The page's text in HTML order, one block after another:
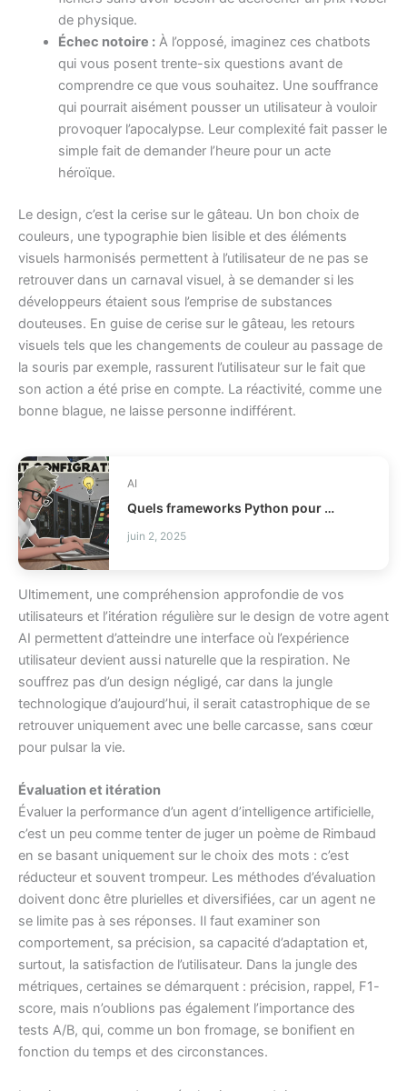
de physique.
Échec notoire :À l’opposé, imaginez ces chatbots
qui vous posent trente-six questions avant de
comprendre ce que vous souhaitez. Une souffrance
qui pourrait aisément pousser un utilisateur à vouloir
provoquer l’apocalypse. Leur complexité fait passer le
simple fait de demander l’heure pour un acte
héroïque.
Le design, c’est la cerise sur le gâteau. Un bon choix de
couleurs, une typographie bien lisible et des éléments
visuels harmonisés permettent à l’utilisateur de ne pas se
retrouver dans un carnaval visuel, à se demander si les
développeurs étaient sous l’emprise de substances
douteuses. En guise de cerise sur le gâteau, les retours
visuels tels que les changements de couleur au passage de
la souris par exemple, rassurent l’utilisateur sur le fait que
son action a été prise en compte. La réactivité, comme une
bonne blague, ne laisse personne indifférent.
AI
Quels frameworks Python pour agents IA locaux ?
juin 2, 2025
Ultimement, une compréhension approfondie de vos
utilisateurs et l’itération régulière sur le design de votre agent
AI permettent d’atteindre une interface où l’expérience
utilisateur devient aussi naturelle que la respiration. Ne
souffrez pas d’un design négligé, car dans la jungle
technologique d’aujourd’hui, il serait catastrophique de se
retrouver uniquement avec une belle carcasse, sans cœur
pour pulsar la vie.
Évaluation et itération
Évaluer la performance d’un agent d’intelligence artificielle,
c’est un peu comme tenter de juger un poème de Rimbaud
en se basant uniquement sur le choix des mots : c’est
réducteur et souvent trompeur. Les méthodes d’évaluation
doivent donc être plurielles et diversifiées, car un agent ne
se limite pas à ses réponses. Il faut examiner son
comportement, sa précision, sa capacité d’adaptation et,
surtout, la satisfaction de l’utilisateur. Dans la jungle des
métriques, certaines se démarquent : précision, rappel, F1-
score, mais n’oublions pas également l’importance des
tests A/B, qui, comme un bon fromage, se bonifient en
fonction du temps et des circonstances.